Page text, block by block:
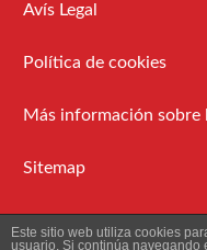
Avís Legal
Política de cookies
Más información sobre
Sitemap
Administració
Este sitio web utiliza cookies
usuario. Si continúa navegando